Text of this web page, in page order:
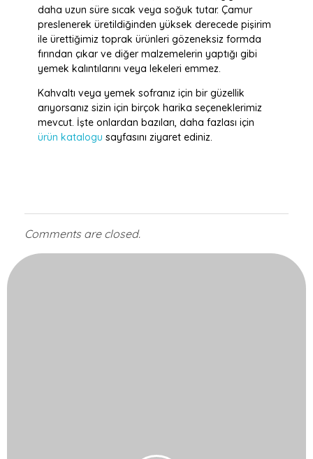
daha uzun süre sıcak veya soğuk tutar. Çamur
preslenerek üretildiğinden yüksek derecede pişirim
ile ürettiğimiz toprak ürünleri gözeneksiz formda
fırından çıkar ve diğer malzemelerin yaptığı gibi
yemek kalıntılarını veya lekeleri emmez.
Kahvaltı veya yemek sofranız için bir güzellik
arıyorsanız sizin için birçok harika seçeneklerimiz
mevcut. İşte onlardan bazıları, daha fazlası için
ürün katalogu sayfasını ziyaret ediniz.
Comments are closed.